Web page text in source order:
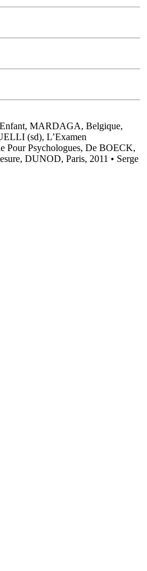
MARDAGA, Belgique,
(sd), L’Examen
Pour Psychologues, De BOECK,
DUNOD, Paris, 2011 • Serge